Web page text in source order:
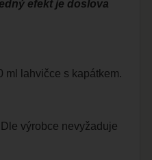
efekt je doslova
ml lahvičce s kapátkem.
Dle výrobce nevyžaduje